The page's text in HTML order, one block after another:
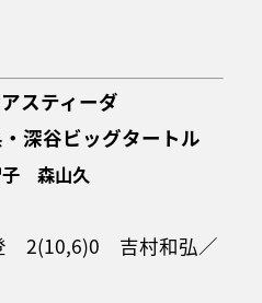
スティーダ
深谷ビッグタートル
子 森山久
2(10,6)0 吉村和弘／